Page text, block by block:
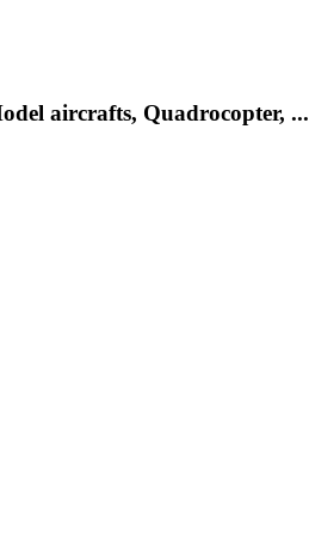
aircrafts, Quadrocopter, ...